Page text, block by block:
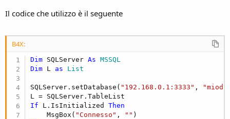
t
r
Il codice che utilizzo è il seguente
B4X:
Dim SQLServer As MSSQL
Dim L as List
SQLServer.setDatabase( "192.168.0.1:3333" ,
If L.IsInitialized Then
    MsgBox(
"Connesso" , ""